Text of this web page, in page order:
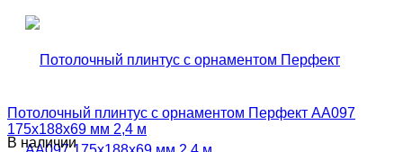
Потолочный плинтус с орнаментом Перфект AA097
175х188х69 мм 2,4 м
В наличии